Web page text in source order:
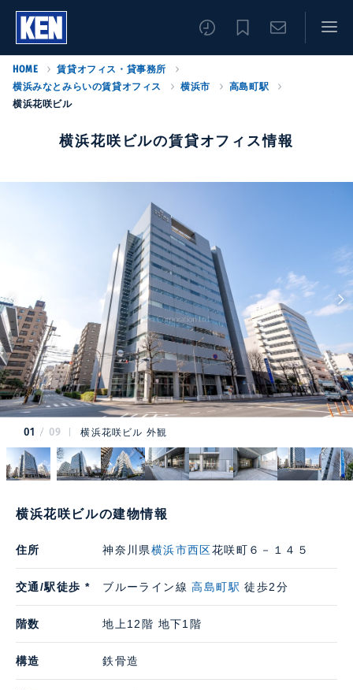
HOME
賃貸オフィス・貸事務所
横浜みなとみらいの賃貸オフィス
横浜市
高島町駅
横浜花咲ビル
横浜花咲ビルの賃貸オフィス情報
01 09 横浜花咲ビル 外観
横浜花咲ビルの建物情報
住所 神奈川県横浜市西区花咲町６－１４５
交通/駅徒歩 * ブルーライン線高島町駅 徒歩2分
階数 地上12階 地下1階
構造 鉄骨造